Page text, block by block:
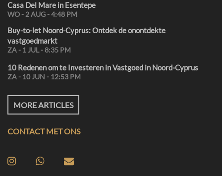
Casa Del Mare in Esentepe
WO - 2 AUG - 4:48 PM
Buy-to-let Noord-Cyprus: Ontdek de onontdekte
vastgoedmarkt
ZA - 1 JUL - 8:35 PM
10 Redenen om te Investeren in Vastgoed in Noord-Cyprus
ZA - 10 JUN - 12:53 PM
MORE ARTICLES
CONTACT MET ONS